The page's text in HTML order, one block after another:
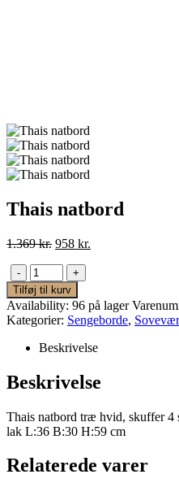
Thais natbord
1.369kr. Den
var:
1.369 kr..
958 kr.
958 kr..
-
+
Tilføj til kurv
Availability: 96 på lager
Kategorier: Sengeborde,
Beskrivelse
Beskrivelse
Thais natbord træ hvid, skuffer
lak L:36 B:30 H:59 cm
Relaterede varer